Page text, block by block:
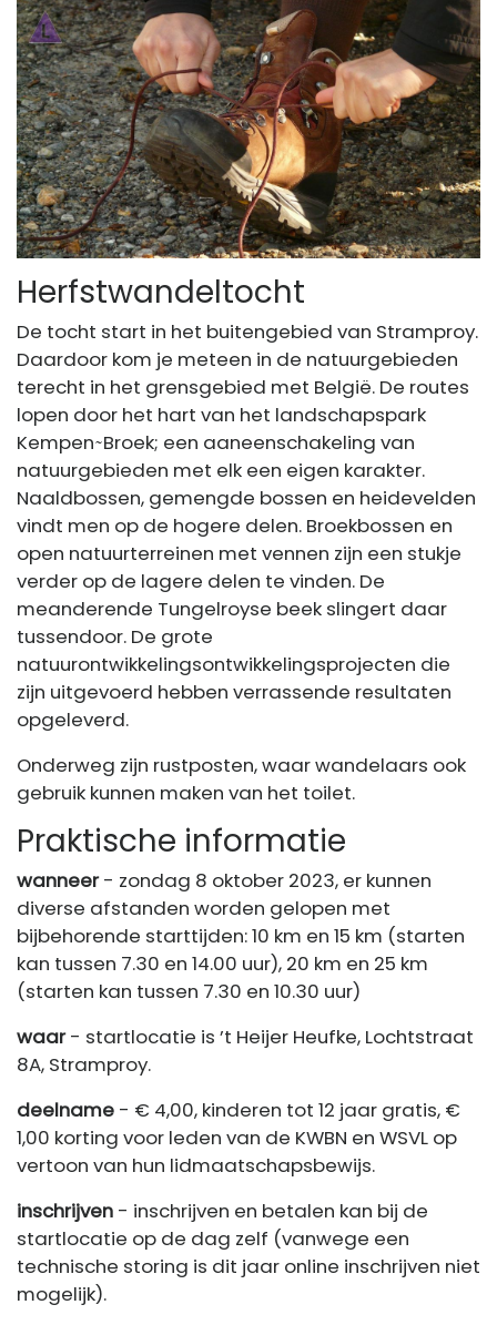
Herfstwandeltocht
De tocht start in het buitengebied van Stramproy.
Daardoor kom je meteen in de natuurgebieden
terecht in het grensgebied met België. De routes
lopen door het hart van het landschapspark
Kempen ̴ Broek; een aaneenschakeling van
natuurgebieden met elk een eigen karakter.
Naaldbossen, gemengde bossen en heidevelden
vindt men op de hogere delen. Broekbossen en
open natuurterreinen met vennen zijn een stukje
verder op de lagere delen te vinden. De
meanderende Tungelroyse beek slingert daar
tussendoor. De grote
natuurontwikkelingsontwikkelingsprojecten die
zijn uitgevoerd hebben verrassende resultaten
opgeleverd.
Onderweg zijn rustposten, waar wandelaars ook
gebruik kunnen maken van het toilet.
Praktische informatie
wanneer- zondag 8 oktober 2023, er kunnen
diverse afstanden worden gelopen met
bijbehorende starttijden: 10 km en 15 km (starten
kan tussen 7.30 en 14.00 uur), 20 km en 25 km
(starten kan tussen 7.30 en 10.30 uur)
waar- startlocatie is ’t Heijer Heufke, Lochtstraat
8A, Stramproy.
deelname - € 4,00, kinderen tot 12 jaar gratis, €
1,00 korting voor leden van de KWBN en WSVL op
vertoon van hun lidmaatschapsbewijs.
inschrijven - inschrijven en betalen kan bij de
startlocatie op de dag zelf (vanwege een
technische storing is dit jaar online inschrijven niet
mogelijk).